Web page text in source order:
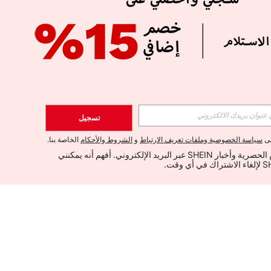
تسجيل
سياسة الخصوصية وملفات تعريف الارتباط و الشروط والأحكام الخاصة بنا.
أود تلقي العروض الحصرية وأخبار SHEIN عبر البريد الإلكتروني. أفهم أنه يمكنني